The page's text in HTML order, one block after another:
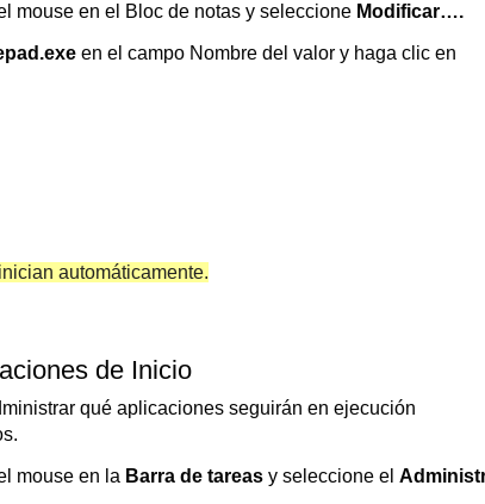
mouse en el Bloc de notas y seleccione Modificar….
en el campo Nombre del valor y haga clic en
automáticamente.
de Inicio
qué aplicaciones seguirán en ejecución
mouse en la Barra de tareasy seleccione el